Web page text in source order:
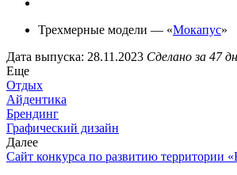
Трехмерные модели — «Мокапус»
Дата выпуска: 28.11.2023 Сделано за 47
Еще
Отдых
Айдентика
Брендинг
Графический дизайн
Далее
Сайт конкурса по развитию территории